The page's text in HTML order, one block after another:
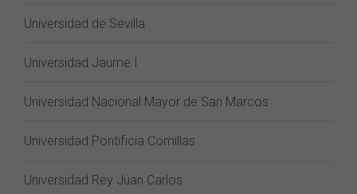
Universidad de Sevilla
Universidad Jaume I
Universidad Nacional Mayor de San Marcos
Universidad Pontificia Comillas
Universidad Rey Juan Carlos